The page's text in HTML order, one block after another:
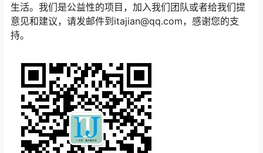
生活。我们是公益性的项目，加入我们团队或者给我们提
意见和建议，请发邮件到itajian@qq.com，感谢您的支
持。